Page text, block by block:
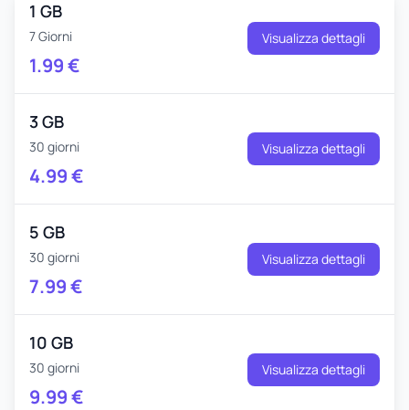
1 GB
7 Giorni
1.99€
Visualizza dettagli
3 GB
30 giorni
4.99€
Visualizza dettagli
5 GB
30 giorni
7.99€
Visualizza dettagli
10 GB
30 giorni
9.99€
Visualizza dettagli